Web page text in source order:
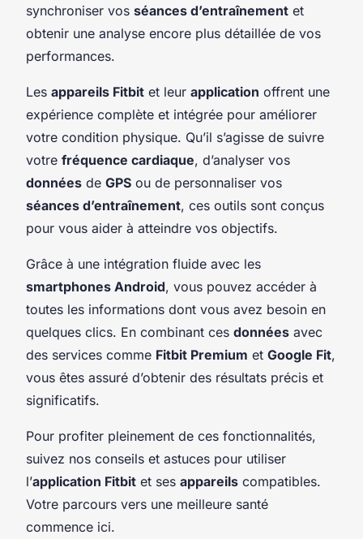
synchroniser vos séances d’entraînement et
obtenir une analyse encore plus détaillée de vos
performances.
Les appareils Fitbit et leur application offrent une
expérience complète et intégrée pour améliorer
votre condition physique. Qu’il s’agisse de suivre
votre fréquence cardiaque, d’analyser vos
données de GPS ou de personnaliser vos
séances d’entraînement, ces outils sont conçus
pour vous aider à atteindre vos objectifs.
Grâce à une intégration fluide avec les
smartphones Android, vous pouvez accéder à
toutes les informations dont vous avez besoin en
quelques clics. En combinant ces données avec
des services comme Fitbit Premium et Google Fit,
vous êtes assuré d’obtenir des résultats précis et
significatifs.
Pour profiter pleinement de ces fonctionnalités,
suivez nos conseils et astuces pour utiliser
l’application Fitbit et ses appareils compatibles.
Votre parcours vers une meilleure santé
commence ici.